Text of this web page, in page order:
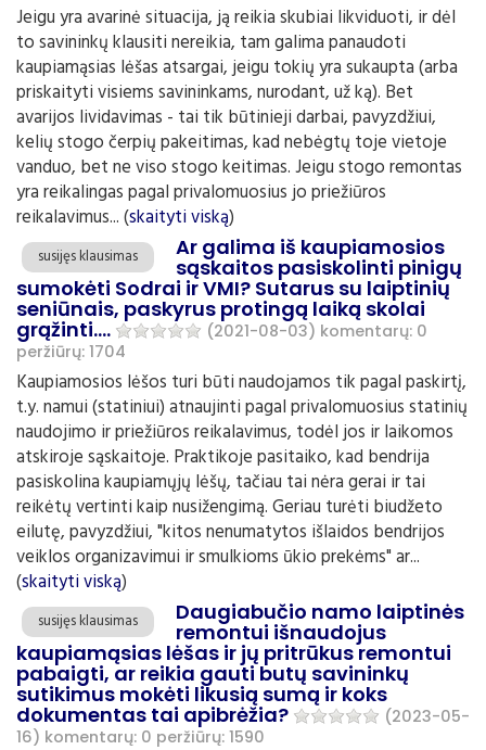
Jeigu yra avarinė situacija, ją reikia skubiai likviduoti, ir dėl
to savininkų klausiti nereikia, tam galima panaudoti
kaupiamąsias lėšas atsargai, jeigu tokių yra sukaupta (arba
priskaityti visiems savininkams, nurodant, už ką). Bet
avarijos lividavimas - tai tik būtinieji darbai, pavyzdžiui,
kelių stogo čerpių pakeitimas, kad nebėgtų toje vietoje
vanduo, bet ne viso stogo keitimas. Jeigu stogo remontas
yra reikalingas pagal privalomuosius jo priežiūros
reikalavimus... (skaityti viską)
susijęs klausimas Ar galima iš kaupiamosios
sąskaitos pasiskolinti pinigų
sumokėti Sodrai ir VMI? Sutarus su laiptinių
seniūnais, paskyrus protingą laiką skolai
grąžinti.... (2021-08-03) komentarų: 0
peržiūrų: 1704
Kaupiamosios lėšos turi būti naudojamos tik pagal paskirtį,
t.y. namui (statiniui) atnaujinti pagal privalomuosius statinių
naudojimo ir priežiūros reikalavimus, todėl jos ir laikomos
atskiroje sąskaitoje. Praktikoje pasitaiko, kad bendrija
pasiskolina kaupiamųjų lėšų, tačiau tai nėra gerai ir tai
reikėtų vertinti kaip nusižengimą. Geriau turėti biudžeto
eilutę, pavyzdžiui, "kitos nenumatytos išlaidos bendrijos
veiklos organizavimui ir smulkioms ūkio prekėms" ar...
(skaityti viską)
susijęs klausimas Daugiabučio namo laiptinės
remontui išnaudojus
kaupiamąsias lėšas ir jų pritrūkus remontui
pabaigti, ar reikia gauti butų savininkų
sutikimus mokėti likusią sumą ir koks
dokumentas tai apibrėžia?
(2023-05-
16) komentarų: 0 peržiūrų: 1590